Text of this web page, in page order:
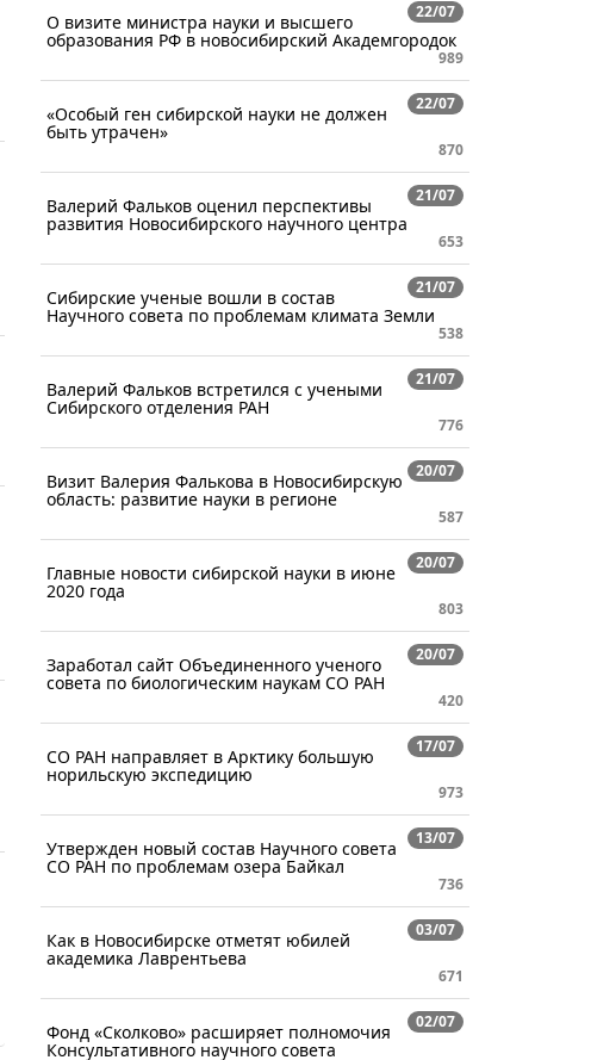
22/07
О визите министра науки и высшего
образования РФ в новосибирский Академгородок
989
22/07
«Особый ген сибирской науки не должен
быть утрачен»
870
21/07
Валерий Фальков оценил перспективы
развития Новосибирского научного центра
653
21/07
Сибирские ученые вошли в состав
Научного совета по проблемам климата Земли
538
21/07
Валерий Фальков встретился с учеными
Cибирского отделения РАН
776
20/07
Визит Валерия Фалькова в Новосибирскую
область: развитие науки в регионе
587
20/07
Главные новости сибирской науки в июне
2020 года
803
20/07
Заработал сайт Объединенного ученого
совета по биологическим наукам СО РАН
420
17/07
СО РАН направляет в Арктику большую
норильскую экспедицию
973
13/07
Утвержден новый состав Научного совета
СО РАН по проблемам озера Байкал
736
03/07
Как в Новосибирске отметят юбилей
академика Лаврентьева
671
02/07
Фонд «Сколково» расширяет полномочия
Консультативного научного совета